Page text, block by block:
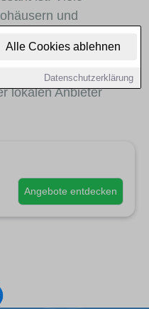
Alle Cookies ablehnen
Datenschutzerklärung
und
gelangst du bei
Smart, die die
lokalen Anbieter
Angebote entdecken